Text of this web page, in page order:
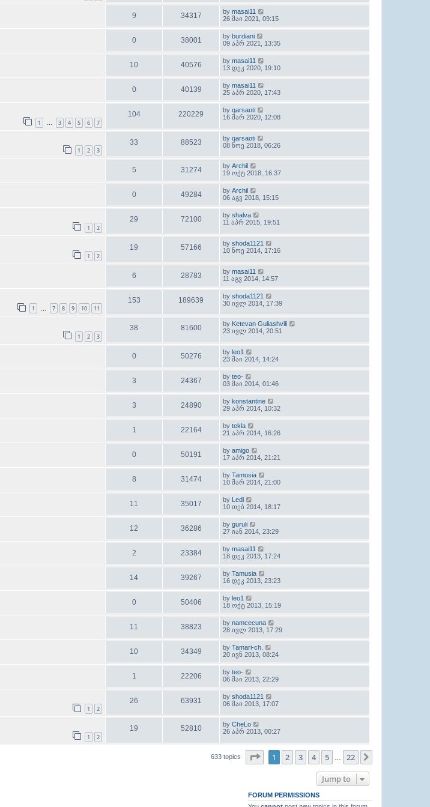
9 34317 by masai11
26 მაი 2021, 09:15
0 38001 by burdiani
09 აპრ 2021, 13:35
10 40576 by masai11
13 დეკ 2020, 19:10
0 40139 by masai11
25 აპრ 2020, 17:43
1 … 3 4 5 6 7
104 220229 by qarsaoti
16 მარ 2020, 12:08
1 2 3
33 88523 by qarsaoti
08 ნოე 2018, 06:26
5 31274 by Archil
19 ოქტ 2018, 16:37
0 49284 by Archil
06 აგვ 2018, 15:15
1 2
29 72100 by shalva
11 აპრ 2015, 19:51
1 2
19 57166 by shoda1121
10 ნოე 2014, 17:16
6 28783 by masai11
11 აგვ 2014, 14:57
1 7 8 9 10 11
153 189639 by shoda1121
30 ივლ 2014, 17:39
1 2 3
38 81600 by Ketevan Guliashvili
23 ივლ 2014, 20:51
0 50276 by leo1
23 მაი 2014, 14:24
3 24367 by teo-
03 მაი 2014, 01:46
3 24890 by konstantine
29 აპრ 2014, 10:32
1 22164 by tekla
21 აპრ 2014, 16:26
0 50191 by amigo
17 აპრ 2014, 21:21
8 31474 by Tamusia
10 მარ 2014, 21:00
11 35017 by Ledi
10 თებ 2014, 18:17
12 36286 by guruli
27 იან 2014, 23:29
2 23384 by masai11
18 დეკ 2013, 17:24
14 39267 by Tamusia
16 დეკ 2013, 23:23
0 50406 by leo1
18 ოქტ 2013, 15:19
11 38823 by namcecuna
28 ივლ 2013, 17:29
10 34349 by Tamari-ch.
20 ივნ 2013, 08:24
1 22206 by teo-
06 მაი 2013, 22:29
1 2
26 63931 by shoda1121
06 მაი 2013, 17:07
1 2
19 52810 by CheLo
26 აპრ 2013, 00:27
633 topics Page of 22
1 2 3 4 5 22
Jump to
FORUM PERMISSIONS